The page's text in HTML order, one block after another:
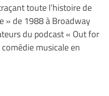
toute l’histoire de
» de 1988 à Broadway
du podcast « Out for
musicale en